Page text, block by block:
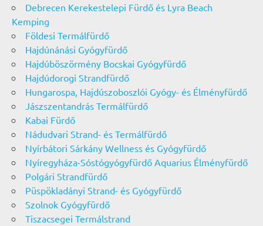
Debrecen Kerekestelepi Fürdő és Lyra Beach
Kemping
Földesi Termálfürdő
Hajdúnánási Gyógyfürdő
Hajdúböszörmény Bocskai Gyógyfürdő
Hajdúdorogi Strandfürdő
Hungarospa, Hajdúszoboszlói Gyógy- és Élményfürdő
Jászszentandrás Termálfürdő
Kabai Fürdő
Nádudvari Strand- és Termálfürdő
Nyírbátori Sárkány Wellness és Gyógyfürdő
Nyíregyháza-Sóstógyógyfürdő Aquarius Élményfürdő
Polgári Strandfürdő
Püspökladányi Strand- és Gyógyfürdő
Szolnok Gyógyfürdő
Tiszacsegei Termálstrand